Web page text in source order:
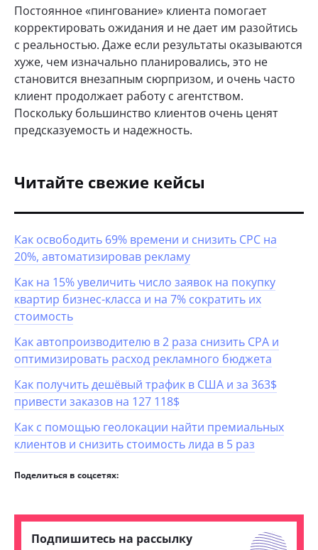
Постоянное «пингование» клиента помогает
корректировать ожидания и не дает им разойтись
с реальностью. Даже если результаты оказываются
хуже, чем изначально планировались, это не
становится внезапным сюрпризом, и очень часто
клиент продолжает работу с агентством.
Поскольку большинство клиентов очень ценят
предсказуемость и надежность.
Читайте свежие кейсы
Как освободить 69% времени и снизить CPC на
20%, автоматизировав рекламу
Как на 15% увеличить число заявок на покупку
квартир бизнес-класса и на 7% сократить их
стоимость
Как автопроизводителю в 2 раза снизить CPA и
оптимизировать расход рекламного бюджета
Как получить дешёвый трафик в США и за 363$
привести заказов на 127 118$
Как с помощью геолокации найти премиальных
клиентов и снизить стоимость лида в 5 раз
Поделиться в соцсетях:
Подпишитесь на рассылку